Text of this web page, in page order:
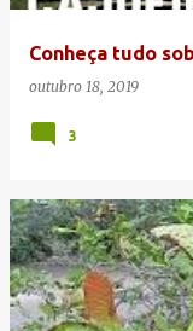
Conheça tudo
outubro 18, 2019
3